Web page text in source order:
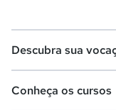
Descubra sua
Conheça os cursos